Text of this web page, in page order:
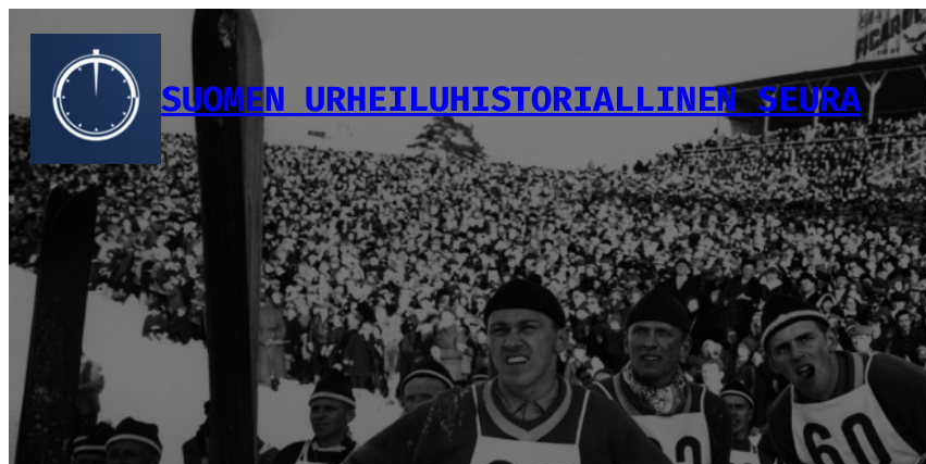
sisältöön
SUOMEN URHEILUHISTORIALLINEN SEURA